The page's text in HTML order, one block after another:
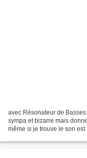
avec Résonateur de Basses Amélioré Enceinte
sympa et bizarre mais
même si je trouve le son